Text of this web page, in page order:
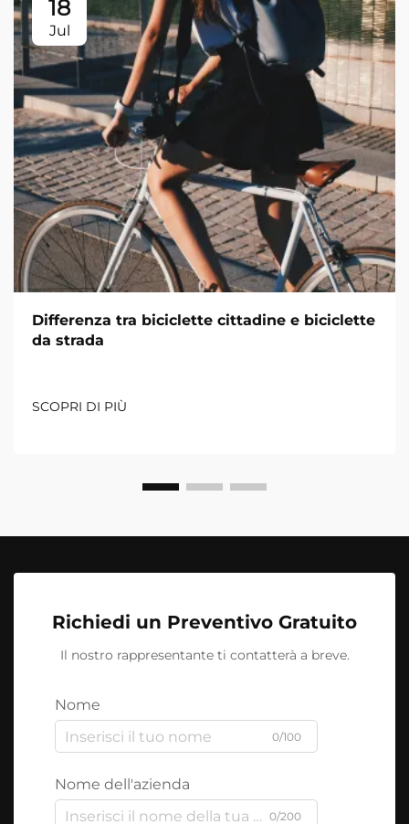
18
Jul
Differenza tra biciclette cittadine e biciclette
da strada
SCOPRI DI PIÙ
Richiedi un Preventivo Gratuito
Il nostro rappresentante ti contatterà a breve.
Nome
0/100
Nome dell'azienda
0/200